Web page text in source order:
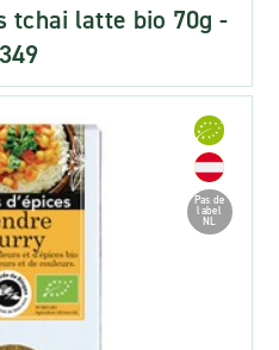
tchai latte bio 70g -
Pas de
label
NL